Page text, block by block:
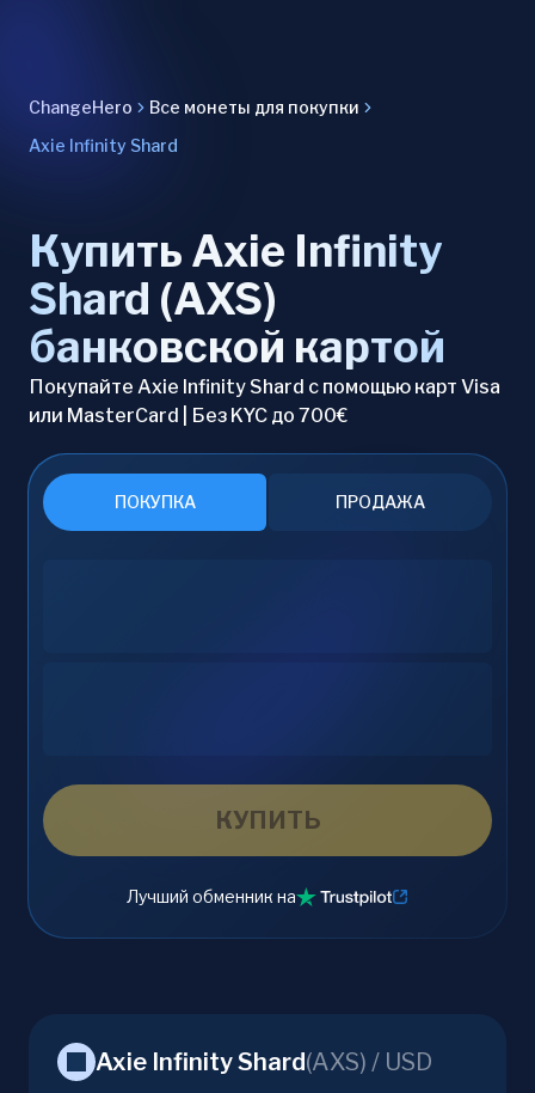
ChangeHero
Все монеты для покупки
Axie Infinity Shard
Купить Axie Infinity
Shard (AXS)
банковской картой
Покупайте Axie Infinity Shard с помощью карт Visa
или MasterCard | Без KYC до 700€
ПОКУПКА ПРОДАЖА
КУПИТЬ
Лучший обменник на
Axie Infinity Shard(AXS) / USD